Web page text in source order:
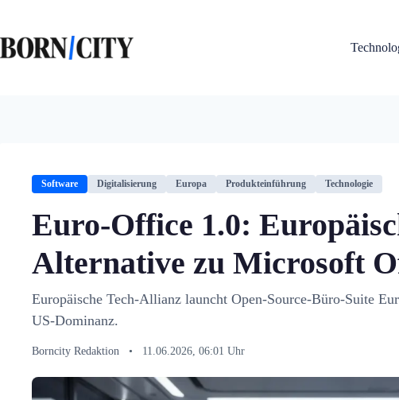
springen
Software Digitalisierung Europa Produkteinführung Technologie
Euro-Office 1.0:
Alternative zu Microsoft
Europäische Tech-Allianz launcht Open-Source-Büro-Suite
US-Dominanz.
Borncity Redaktion • 11.06.2026, 06:01 Uhr